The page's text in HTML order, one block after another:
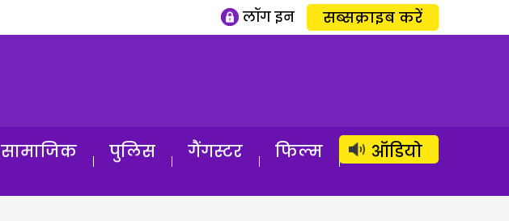
लॉग इन सब्सक्राइब करें
सामाजिक पुलिस गैंगस्टर फिल्म ऑडियो